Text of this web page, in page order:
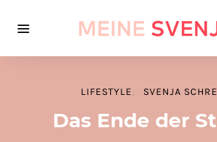
LIFESTYLE SVENJA
Das Ende der